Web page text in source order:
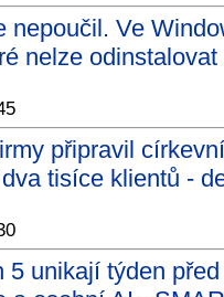
nepoučil. Ve
nelze
připravil
tisíce klientů -
5 unikají týden